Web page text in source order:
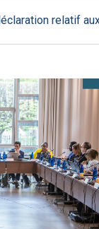
relatif